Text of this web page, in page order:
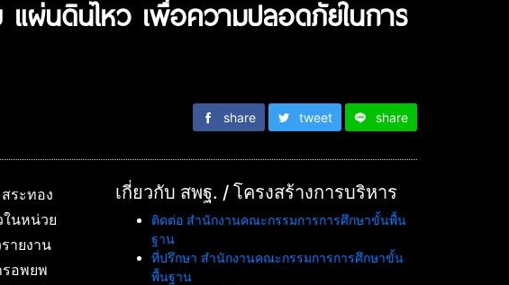
ผ่นดินไหว เพื่อความปลอดภัยในการ
share tweet share
ระทอง
นหน่วย
ายงาน
รอพยพ
เกี่ยวกับ สพฐ. / โครงสร้างการบริหาร
ติดต่อ สำนักงานคณะกรรมการการศึกษาขั้นพื้น
ฐาน
ที่ปรึกษา สำนักงานคณะกรรมการการศึกษาขั้น
พื้นฐาน